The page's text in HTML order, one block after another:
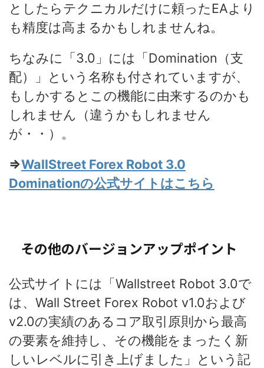
としたらテクニカルだけに頼ったEAより
も精度は高まるかもしれませんね。
ちなみに「3.0」には「Domination（支
配）」という名称も付されていますが、
もしかするとこの機能に由来するのかも
しれません（違うかもしれません
が・・）。
⇒WallStreet Forex Robot 3.0
Dominationの公式サイトはこちら
その他のバージョンアップポイント
公式サイトには「Wallstreet Robot 3.0で
は、Wall Street Forex Robot v1.0および
v2.0の実績のあるコア取引原則から最高
の要素を維持し、その機能をまったく新
しいレベルに引き上げました」という記